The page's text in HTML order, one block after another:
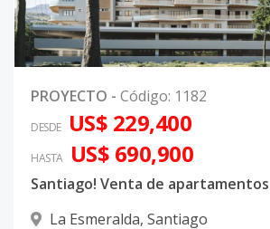
PROYECTO - Código: 1182
DESDE US$ 229,400
HASTA US$ 690,900
La Esmeralda, Santiago